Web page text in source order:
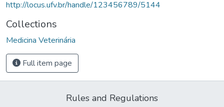
http://locus.ufv.br/handle/123456789/5144
Collections
Medicina Veterinária
Full item page
Rules and Regulations